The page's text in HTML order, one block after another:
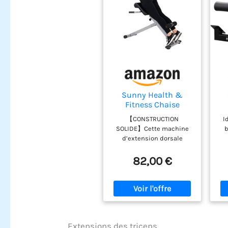
Sunny Health &
Fitness Chaise
Romaine Pliable à
45°
【CONSTRUCTION
SOLIDE】Cette machine
d’extension dorsale
compact en acier robuste
pour la maison,
Ce banc d’hyperextension
est solide, durable et ne
bascule pas pendant vos
【ENTRAÎNEMENT
82,00 €
Extensions des triceps